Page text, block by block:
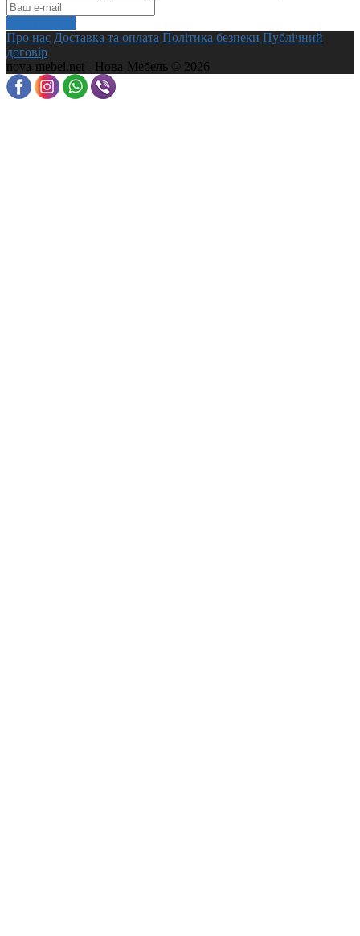
Про нас Доставка та оплата Політика безпеки Публічний
договір
nova-mebel.net - Нова-Мебель © 2026